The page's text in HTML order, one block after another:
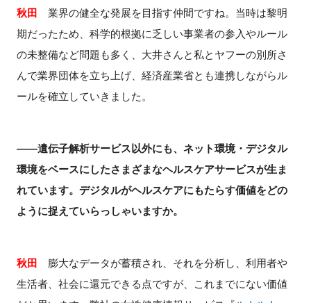
秋田
業界の健全な発展を目指す仲間ですね。当時は黎明
期だったため、科学的根拠に乏しい事業者の参入やルール
の未整備など問題も多く、大井さんと私とヤフーの別所さ
んで業界団体を立ち上げ、経済産業省とも連携しながらル
ールを確立していきました。
――遺伝子解析サービス以外にも、ネット環境・デジタル
環境をベースにしたさまざまなヘルスケアサービスが生ま
れています。デジタルがヘルスケアにもたらす価値をどの
ように捉えていらっしゃいますか。
秋田
膨大なデータが蓄積され、それを分析し、利用者や
生活者、社会に還元できる点ですが、これまでにない価値